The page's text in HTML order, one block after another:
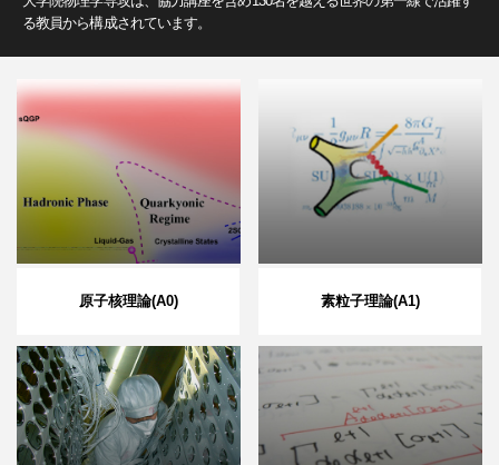
る教員から構成されています。
原子核理論(A0) 素粒子理論(A1)